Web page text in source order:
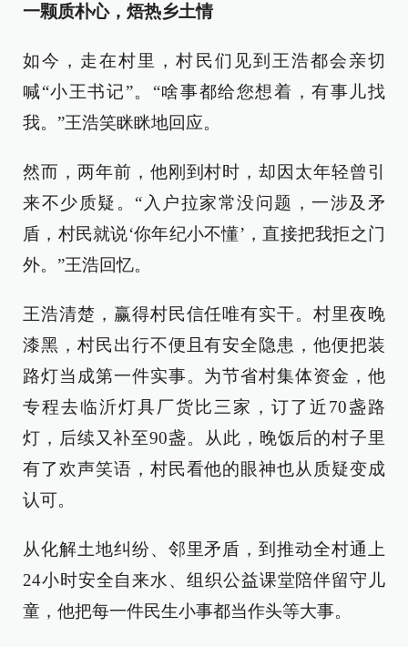
一颗质朴心，焐热乡土情
如今，走在村里，村民们见到王浩都会亲切
喊“小王书记”。“啥事都给您想着，有事儿找
我。”王浩笑眯眯地回应。
然而，两年前，他刚到村时，却因太年轻曾引
来不少质疑。“入户拉家常没问题，一涉及矛
盾，村民就说‘你年纪小不懂’，直接把我拒之门
外。”王浩回忆。
王浩清楚，赢得村民信任唯有实干。村里夜晚
漆黑，村民出行不便且有安全隐患，他便把装
路灯当成第一件实事。为节省村集体资金，他
专程去临沂灯具厂货比三家，订了近70盏路
灯，后续又补至90盏。从此，晚饭后的村子里
有了欢声笑语，村民看他的眼神也从质疑变成
认可。
从化解土地纠纷、邻里矛盾，到推动全村通上
24小时安全自来水、组织公益课堂陪伴留守儿
童，他把每一件民生小事都当作头等大事。